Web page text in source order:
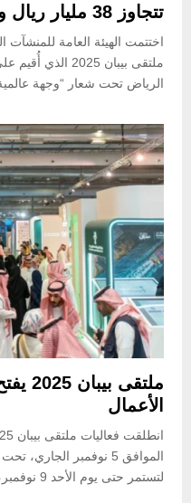
تتجاوز 38 مليار ريال و100 ألف زائر
اختتمت الهيئة العامة
ملتقى بيبان
الرياض تحت شعار “وجهة
الأعمال
الموافق 5 نوفمبر
لتستمر حتى يوم الأحد 9 نوفمبر،...